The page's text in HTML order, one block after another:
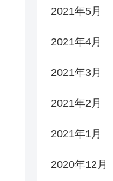
2021年5月
2021年4月
2021年3月
2021年2月
2021年1月
2020年12月